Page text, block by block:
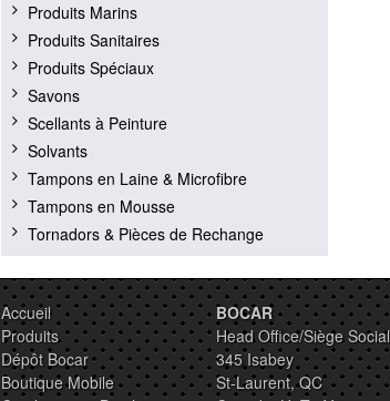
Produits Marins
Produits Sanitaires
Produits Spéciaux
Savons
Scellants à Peinture
Solvants
Tampons en Laine & Microfibre
Tampons en Mousse
Tornadors & Pièces de Rechange
Accueil
Produits
Dépôt Bocar
Boutique Mobile
BOCAR
Head Office/Siège Social
345 Isabey
St-Laurent, QC